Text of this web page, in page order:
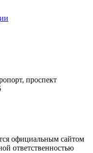
проспект
официальным сайтом
ответственностью